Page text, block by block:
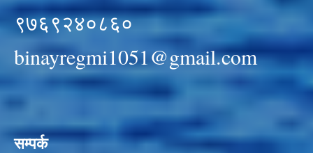
९७६९२४०८६०
binayregmi1051@gmail.com
सम्पर्क